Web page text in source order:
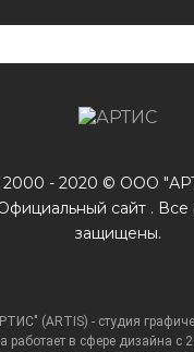
2000 - 2020 © ООО
сайт . Все
защищены.
(ARTIS) - студия
работает в сфере дизайна с